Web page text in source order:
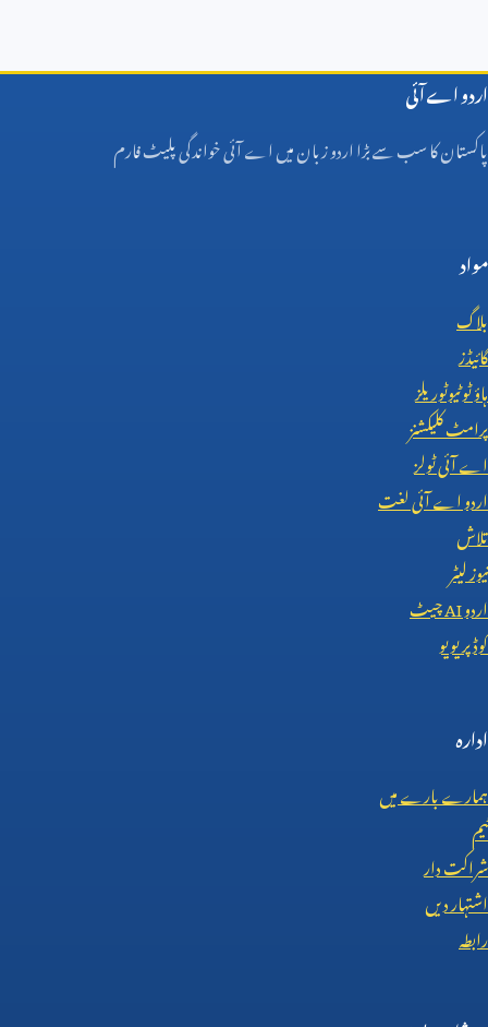
اردو اے آئی
پاکستان کا سب سے بڑا اردو زبان میں اے آئی خواندگی پلیٹ فارم
مواد
بلاگ
گائیڈز
ہاؤ ٹو ٹیوٹوریلز
پرامٹ کلیکشنز
اے آئی ٹولز
اردو اے آئی لغت
تلاش
نیوز لیٹر
اردوAIچیٹ
کوڈ پریویو
ادارہ
ہمارے بارے میں
ٹیم
شراکت دار
اشتہار دیں
رابطہ